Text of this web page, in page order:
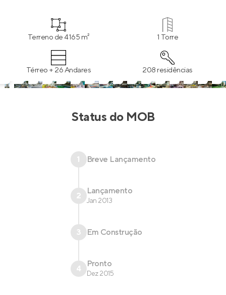
Terreno de 4165 m² 1 Torre
Térreo + 26 Andares 208 residências
Status do MOB
1 Breve Lançamento
2 Lançamento
Jan 2013
3 Em Construção
4 Pronto
Dez 2015